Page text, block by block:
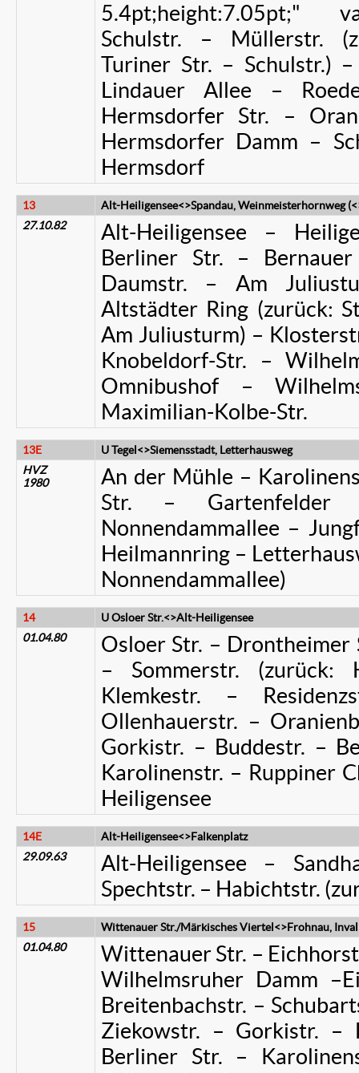
5.4pt;height:7.05pt;"
Schulstr. – Müllerstr.
Turiner Str. – Schulstr.)
Lindauer Allee –
Hermsdorfer Str. –
Hermsdorfer Damm –
Hermsdorf
13
Alt-Heiligensee<>Spandau, Weinmeisterhornweg
27.10.82
Alt-Heiligensee –
Berliner Str. –
Daumstr. – Am
Altstädter Ring (zurück:
Am Juliusturm) –
Knobeldorf-Str. –
Omnibushof –
Maximilian-Kolbe-Str.
13E
U Tegel<>Siemensstadt, Letterhausweg
HVZ
1980
An der Mühle –
Str. –
Nonnendammallee –
Heilmannring –
Nonnendammallee)
14
U Osloer Str.<>Alt-Heiligensee
01.04.80
Osloer Str. – Drontheimer
– Sommerstr. (zurück:
Klemkestr. –
Ollenhauerstr. –
Gorkistr. – Buddestr. –
Karolinenstr. – Ruppiner
Heiligensee
14E
Alt-Heiligensee<>Falkenplatz
29.09.63
Alt-Heiligensee –
Spechtstr. – Habichtstr.
15
Wittenauer Str./Märkisches Viertel<>Frohnau,
01.04.80
Wittenauer Str. –
Wilhelmsruher Damm
Breitenbachstr. –
Ziekowstr. – Gorkistr. –
Berliner Str. –